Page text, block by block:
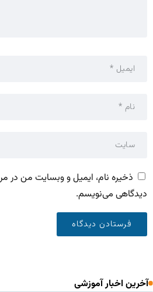
ذخیره نام، ایمیل و وبسایت من در
دیدگاهی می‌نویسم.
آخرین اخبار آموزشی